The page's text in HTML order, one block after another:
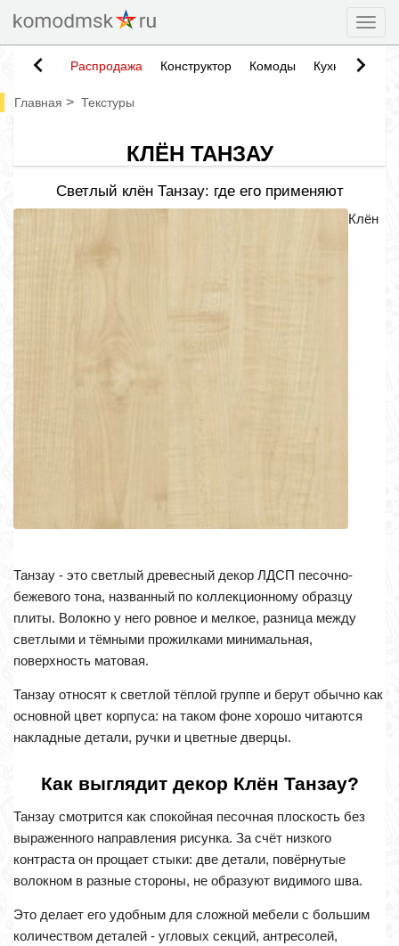
Распродажа Конструктор Комоды Кухни
Главная > Текстуры
КЛЁН ТАНЗАУ
Светлый клён Танзау: где его применяют
Клён
Танзау - это светлый древесный декор ЛДСП песочно-
бежевого тона, названный по коллекционному образцу
плиты. Волокно у него ровное и мелкое, разница между
светлыми и тёмными прожилками минимальная,
поверхность матовая.
Танзау относят к светлой тёплой группе и берут обычно как
основной цвет корпуса: на таком фоне хорошо читаются
накладные детали, ручки и цветные дверцы.
Как выглядит декор Клён Танзау?
Танзау смотрится как спокойная песочная плоскость без
выраженного направления рисунка. За счёт низкого
контраста он прощает стыки: две детали, повёрнутые
волокном в разные стороны, не образуют видимого шва.
Это делает его удобным для сложной мебели с большим
количеством деталей - угловых секций, антресолей,